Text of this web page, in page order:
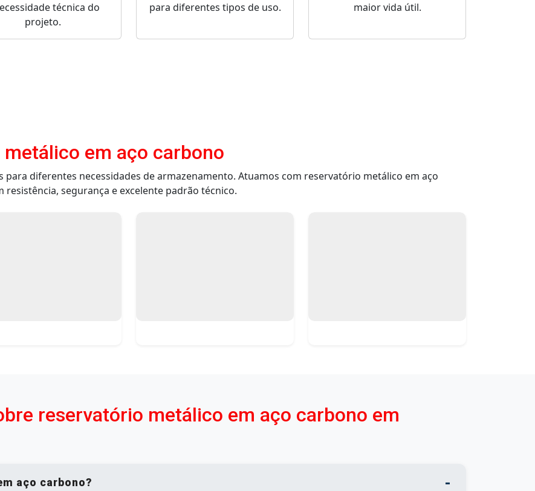
técnica do
projeto.
para diferentes tipos de uso.
maior vida útil.
em aço carbono
diferentes necessidades de armazenamento. Atuamos com reservatório metálico em aço
segurança e excelente padrão técnico.
reservatório metálico em aço carbono em
aço carbono?